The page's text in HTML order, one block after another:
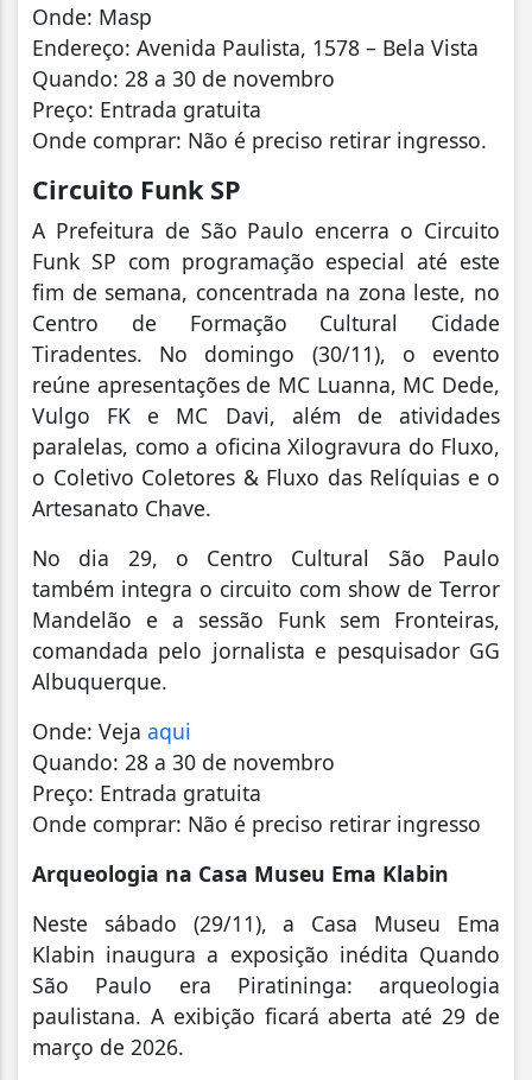
Onde: Masp
Endereço: Avenida Paulista, 1578 – Bela Vista
Quando: 28 a 30 de novembro
Preço: Entrada gratuita
Onde comprar: Não é preciso retirar ingresso.
Circuito Funk SP
A Prefeitura de São Paulo encerra o Circuito
Funk SP com programação especial até este
fim de semana, concentrada na zona leste, no
Centro de Formação Cultural Cidade
Tiradentes. No domingo (30/11), o evento
reúne apresentações de MC Luanna, MC Dede,
Vulgo FK e MC Davi, além de atividades
paralelas, como a oficina Xilogravura do Fluxo,
o Coletivo Coletores & Fluxo das Relíquias e o
Artesanato Chave.
No dia 29, o Centro Cultural São Paulo
também integra o circuito com show de Terror
Mandelão e a sessão Funk sem Fronteiras,
comandada pelo jornalista e pesquisador GG
Albuquerque.
Onde: Veja aqui
Quando: 28 a 30 de novembro
Preço: Entrada gratuita
Onde comprar: Não é preciso retirar ingresso
Arqueologia na Casa Museu Ema Klabin
Neste sábado (29/11), a Casa Museu Ema
Klabin inaugura a exposição inédita Quando
São Paulo era Piratininga: arqueologia
paulistana. A exibição ficará aberta até 29 de
março de 2026.